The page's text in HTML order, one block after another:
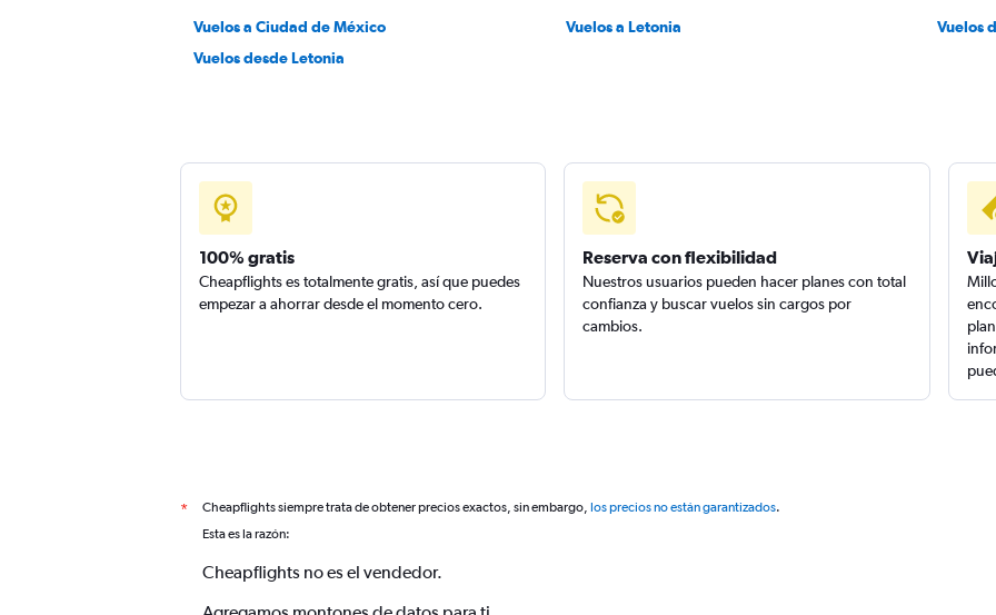
Vuelos a Ciudad de México Vuelos a Letonia
Vuelos
Vuelos desde Letonia
100% gratis
Cheapflights es totalmente gratis, así que puedes
empezar a ahorrar desde el momento cero.
Reserva con flexibilidad
Nuestros usuarios pueden hacer planes con total
confianza y buscar vuelos sin cargos por
cambios.
* Cheapflights siempre trata de obtener precios exactos, sin embargo, los precios no están garantizados.
Esta es la razón:
Cheapflights no es el vendedor.